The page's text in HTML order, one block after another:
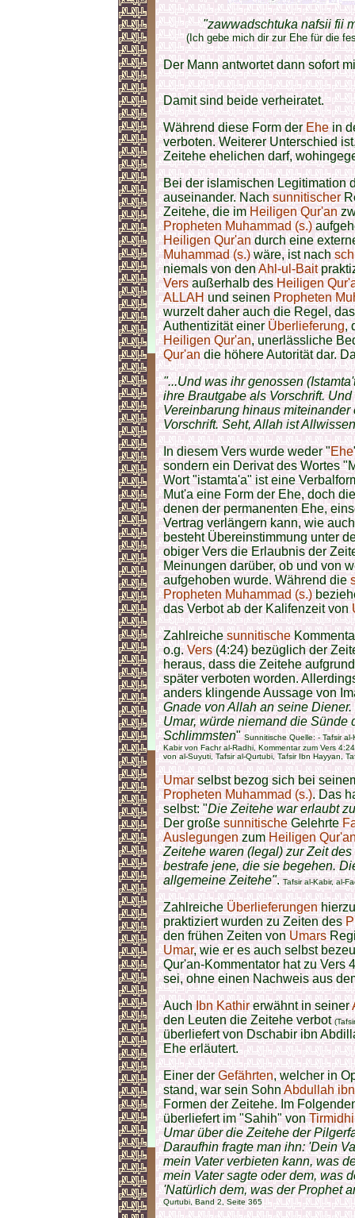
"zawwadschtuka nafsii fii
(Ich gebe mich dir zur Ehe für die
Der Mann antwortet dann sofort
Damit sind beide verheiratet.
Während diese Form derEhein
verboten. Weiterer Unterschied
Zeitehe ehelichen darf,
Bei der islamischen Legitimation
auseinander. Nachsunnitischer
Zeitehe, die imHeiligen Qur'an
Propheten Muhammad (s.)
Heiligen Qur'andurch eine
Muhammad (s.)wäre, ist nach
niemals von denAhl-ul-Bait
Versaußerhalb desHeiligen
ALLAHund seinenPropheten
wurzelt daher auch die Regel,
Authentizität einerÜberlieferung,
Heiligen Qur'an, unerlässliche
Qur'andie höhere Autorität dar.
"...Und was ihr genossen
ihre Brautgabe als Vorschrift.
Vereinbarung hinaus
Vorschrift. Seht, Allah ist
In diesem Vers wurde weder "Ehe
sondern ein Derivat des Wortes
Wort "istamta'a" ist eine
Mut'a eine Form der Ehe, doch
denen der permanenten Ehe,
Vertrag verlängern kann, wie
besteht Übereinstimmung unter
obiger Vers die Erlaubnis der
Meinungen darüber, ob und von
aufgehoben wurde. Während die
Propheten Muhammad (s.)
das Verbot ab der Kalifenzeit von
Zahlreichesunnitische
o.g.Vers(4:24) bezüglich der
heraus, dass die Zeitehe
später verboten worden.
anders klingende Aussage von
Gnade von Allah an seine
Umar, würde niemand die Sünde
Schlimmsten"Sunnitische Quelle: - Tafsir
Kabir von Fachr al-Radhi, Kommentar zum Vers
von al-Suyuti, Tafsir al-Qurtubi, Tafsir Ibn Hayyan,
Umar selbst bezog sich bei
Propheten Muhammad (s.). Das
selbst: "Die Zeitehe war erlaubt
Der großesunnitischeGelehrte
AuslegungenzumHeiligen
Zeitehe waren (legal) zur Zeit
bestrafe jene, die sie begehen.
allgemeine Zeitehe".Tafsir al-Kabir, al-
Zahlreiche Überlieferungen
praktiziert wurden zu Zeiten des
den frühen Zeiten vonUmars
Umar, wie er es auch selbst
Qur'an-Kommentator hat zu Vers
sei, ohne einen Nachweis aus
AuchIbn Kathirerwähnt in seiner
den Leuten die Zeitehe verbot
überliefert von Dschabir ibn
Ehe erläutert.
Einer derGefährten, welcher in
stand, war sein SohnAbdullah
Formen der Zeitehe. Im
überliefert im "Sahih" vonTirmidhi
Umar über die Zeitehe der
Daraufhin fragte man ihn: 'Dein
mein Vater verbieten kann, was
mein Vater sagte oder dem, was
'Natürlich dem, was der Prophet
Qurtubi, Band 2, Seite 365